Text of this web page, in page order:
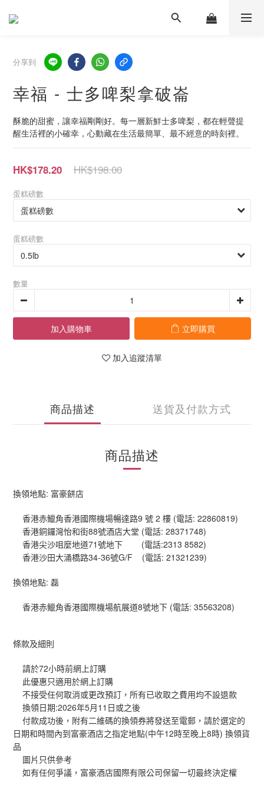
分享到
幸福 - 士多啤梨拿破崙
酥脆的甜蜜，讓幸福剛剛好。每一層新鮮士多啤梨，都在輕聲提
醒生活裡的小確幸，心動藏在生活最簡單、最不經意的時刻裡。
HK$198.00
HK$178.20
蛋糕磅數
蛋糕磅數
數量
加入購物車 立即購買
加入追蹤清單
商品描述 送貨及付款方式
商品描述
換領地點: 富豪餅店
香港赤鱲角香港國際機場暢達路9 號 2 樓 (電話: 22860819)
香港銅鑼灣怡和街88號酒店大堂 (電話: 28371748)
香港尖沙咀麼地道71 號地下 (電話:2313 8582)
香港沙田大涌橋路34-36號G/F (電話: 21321239)
換領地點: 磊
香港赤鱲角香港國際機場航展道8號地下 (電話: 35563208)
條款及細則
請於72小時前網上訂購
此優惠只適用於網上訂購
不接受任何取消或更改預訂，所有已收取之費用均不設退款
換領日期 :2026年5月 11 日或之後
付款成功後，附有二維碼的換領券將發送至電郵，請於選定的
日期和時間內到富豪酒店之指定地點(中午12 時至晚上8 時) 換領貨
品
圖片只供參考
如有任何爭議，富豪酒店國際有限公司保留一切最終決定權